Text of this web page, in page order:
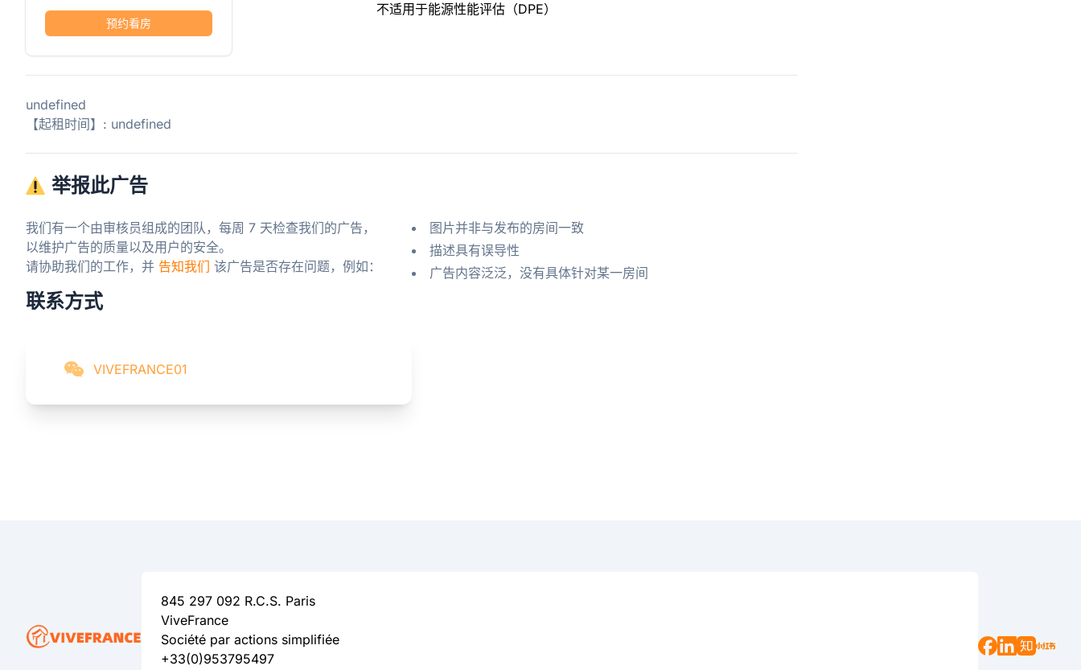
预约看房
不适用于能源性能评估（DPE）
undefined
【起租时间】: undefined
举报此广告
我们有一个由审核员组成的团队，每周 7 天检查我们的广告，
以维护广告的质量以及用户的安全。
请协助我们的工作，并 告知我们 该广告是否存在问题，例如：
图片并非与发布的房间一致
描述具有误导性
广告内容泛泛，没有具体针对某一房间
联系方式
VIVEFRANCE01
845 297 092 R.C.S. Paris
ViveFrance
Société par actions simplifiée
+33(0)953795497